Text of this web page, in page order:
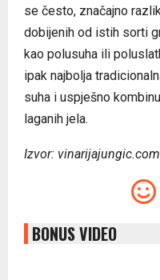
se često, značajno
dobijenih od istih sorti
kao polusuha ili
ipak najbolja
suha i uspješno
laganih jela.
Izvor: vinarijajungic.com
BONUS VIDEO